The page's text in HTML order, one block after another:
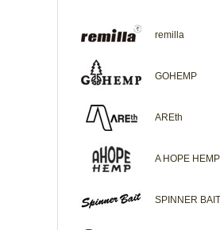
remilla
GOHEMP
AREth
A HOPE HEMP
SPINNER BAIT